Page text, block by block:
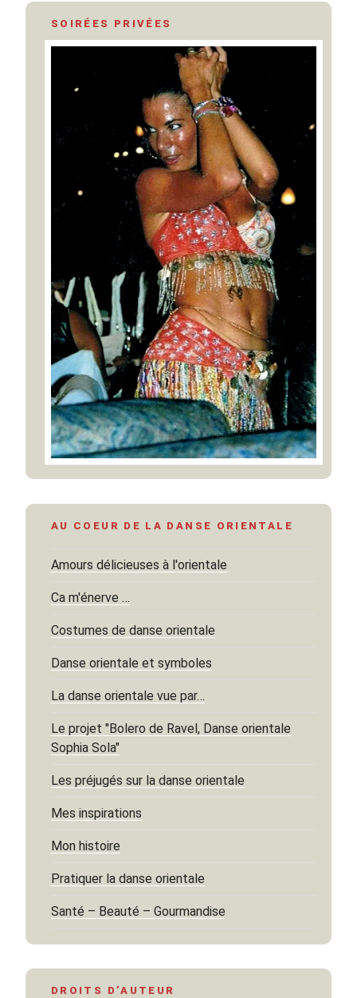
SOIRÉES PRIVÉES
AU COEUR DE LA DANSE ORIENTALE
Amours délicieuses à l'orientale
Ca m'énerve …
Costumes de danse orientale
Danse orientale et symboles
La danse orientale vue par…
Le projet "Bolero de Ravel, Danse orientale
Sophia Sola"
Les préjugés sur la danse orientale
Mes inspirations
Mon histoire
Pratiquer la danse orientale
Santé – Beauté – Gourmandise
DROITS D’AUTEUR